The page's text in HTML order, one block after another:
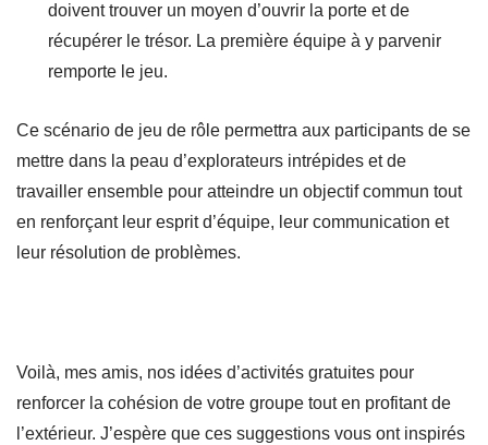
doivent trouver un moyen d’ouvrir la porte et de
récupérer le trésor. La première équipe à y parvenir
remporte le jeu.
Ce scénario de jeu de rôle permettra aux participants de se
mettre dans la peau d’explorateurs intrépides et de
travailler ensemble pour atteindre un objectif commun tout
en renforçant leur esprit d’équipe, leur communication et
leur résolution de problèmes.
Voilà, mes amis, nos idées d’activités gratuites pour
renforcer la cohésion de votre groupe tout en profitant de
l’extérieur. J’espère que ces suggestions vous ont inspirés